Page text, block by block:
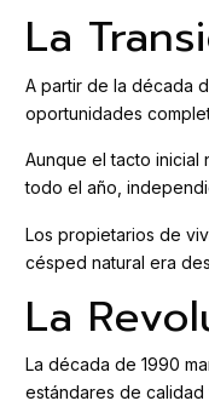
La
A partir de la década
oportunidades
Aunque el tacto inicial
todo el año,
Los propietarios de
césped natural era
La
La década de 1990
estándares de calidad